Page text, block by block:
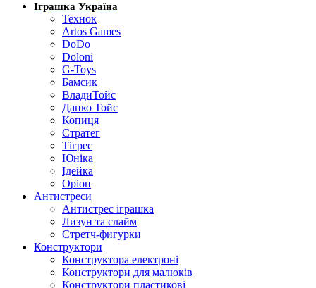
Іграшка Україна
Технок
Artos Games
DoDo
Doloni
G-Toys
Бамсик
ВладиТойс
Данко Тойс
Копиця
Стратег
Тігрес
Юніка
Ідейка
Оріон
Антистреси
Антистрес іграшка
Лизун та слайм
Стретч-фигурки
Конструктори
Конструктора електроні
Конструктори для малюків
Конструктори пластикові